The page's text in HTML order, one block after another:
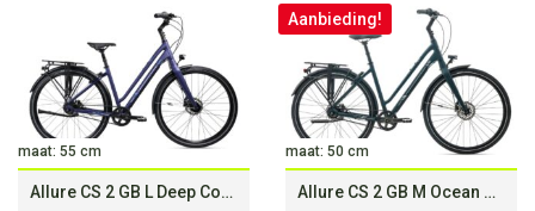
maat: 55 cm
Allure CS 2 GB L Deep Cove
maat: 50 cm
Aanbieding!
Allure CS 2 GB M Ocean Blue